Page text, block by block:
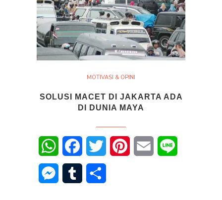
MOTIVASI & OPINI
SOLUSI MACET DI JAKARTA ADA
DI DUNIA MAYA
WhatsAppFacebookTwitter PinterestEmail
Messenger
Tumblr